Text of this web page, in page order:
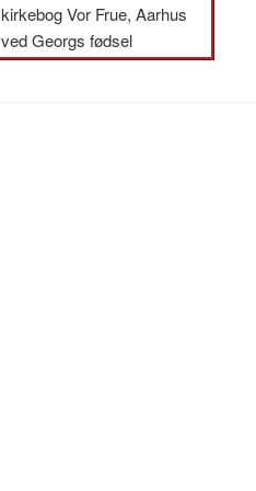
kirkebog Vor Frue, Aarhus
ved Georgs fødsel